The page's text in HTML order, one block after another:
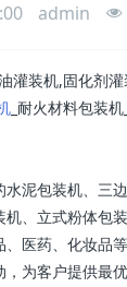
admin
_耐火材料包装
水泥包装机、三
机、立式粉体包
医药、化妆品
，为客户提供最